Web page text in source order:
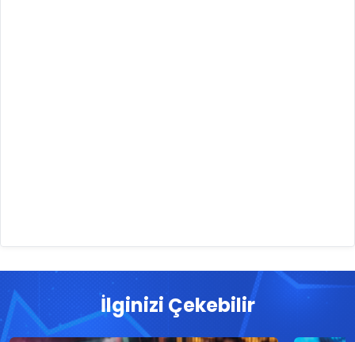
İlginizi Çekebilir